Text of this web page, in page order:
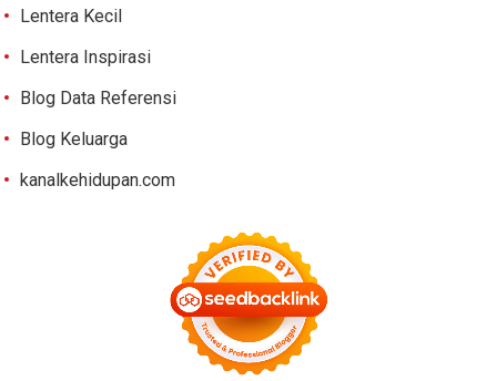
Lentera Kecil
Lentera Inspirasi
Blog Data Referensi
Blog Keluarga
kanalkehidupan.com